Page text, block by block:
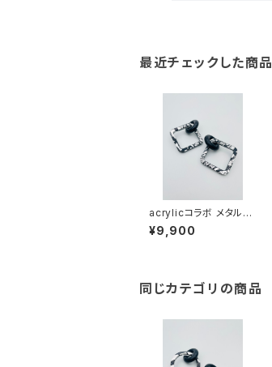
最近チェックした商品
acrylicコラボ メタルシ
リーズ（ブラック系）AM
B-MM24005
¥9,900
同じカテゴリの商品